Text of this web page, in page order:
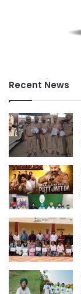
Recent News